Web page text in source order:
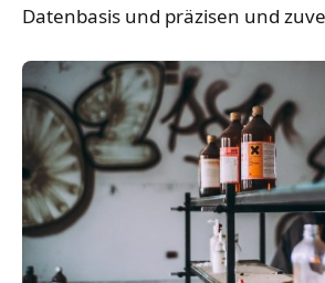
Datenbasis und präzisen und